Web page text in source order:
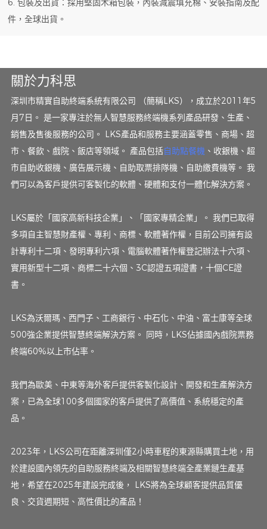
6. 包裝及出貨：採用堅固木箱包裝，內裝減震填充棉、安裝指南及配
件，全球出貨。
關於力科思
深圳市精實自助終端系統有限公司 （簡稱LKS），成立於2011年5
月7日。 是一家專注於無人智慧服務終端機系列產品研發、生產、
銷售及售後服務的公司。 LKS產品和服務主要涵蓋零售、商場、超
市、餐飲、戲院、飯店等領域。 產品包括自助點餐機 、收銀機、超
市自助收銀機、廣告展示機、自助取票排隊機、自助繳費機等。 我
們可以為客戶提供可客製化的軟體、硬體和支付一體化解決方案。
LKS屬於「國家高新科技企業」、「國家專精企業」。 我們已取得
多項自主智慧財產權、專利、商標、軟體著作權，目前公司擁有設
計專利十二項、發明專利六項、電腦軟體著作權登記辦法十六項、
實用新型十二項、商標二十六個、3C認證五項證書，十個CE證
書。
LKS為沃爾瑪、西門子、工商銀行、中石化、中油、富士康等全球
500強企業提供智慧終端解決方案。 同時，LKS佔據國內戲院票務
終端60%以上市佔率。
我們為歐美、中東等海外客戶提供客製化設計、開發和生產解決方
案，已為全球100多個國家的客戶提供了高價值、系統穩定的產
品。
2023年，LKS公司在距離深圳僅2小時車程的東源縣購買土地，用
於建設國內領先的自助服務終端及相關智慧終端全產業鏈生產基
地，希望在2025年建設完成後， LKS將為全球顧客提供品質優
良、交貨週期短、高性價比的產品！